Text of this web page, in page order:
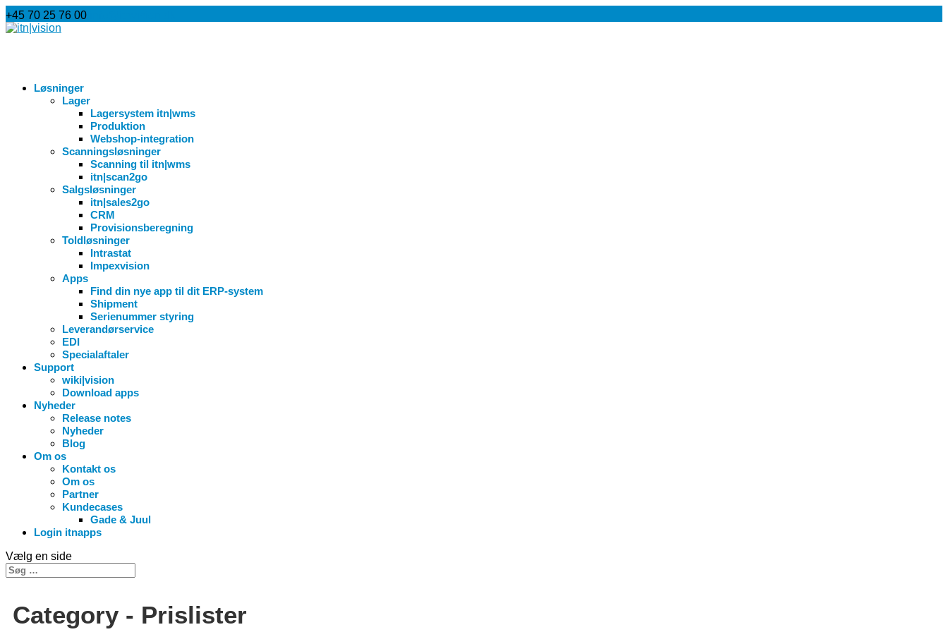
+45 70 25 76 00
Løsninger
Lager
Lagersystem itn|wms
Produktion
Webshop-integration
Scanningsløsninger
Scanning til itn|wms
itn|scan2go
Salgsløsninger
itn|sales2go
CRM
Provisionsberegning
Toldløsninger
Intrastat
Impexvision
Apps
Find din nye app til dit ERP-system
Shipment
Serienummer styring
Leverandørservice
EDI
Specialaftaler
Support
wiki|vision
Download apps
Nyheder
Release notes
Nyheder
Blog
Om os
Kontakt os
Om os
Partner
Kundecases
Gade & Juul
Login itnapps
Vælg en side
Category - Prislister